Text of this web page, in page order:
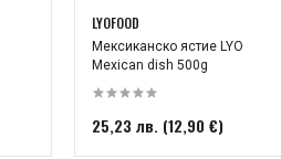
LYOFOOD
Мексиканско ястие LYO
Mexican dish 500g
25,23 лв. (12,90 €)